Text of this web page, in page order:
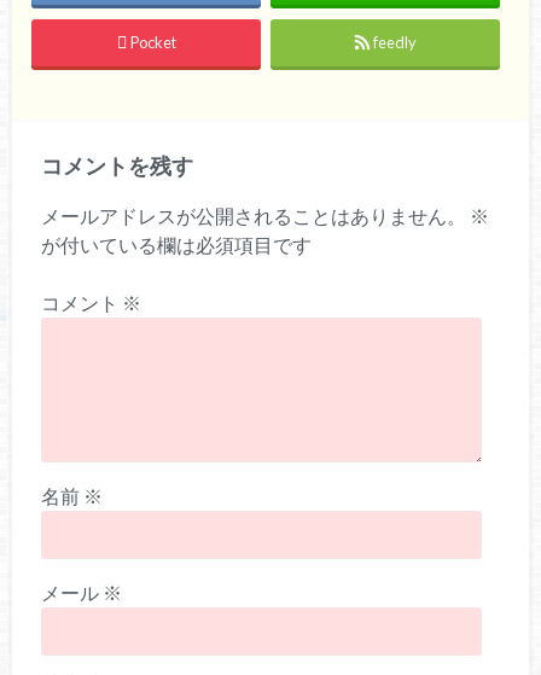
Pocket feedly
コメントを残す
メールアドレスが公開されることはありません。
※
が付いている欄は必須項目です
コメント ※
名前 ※
メール ※